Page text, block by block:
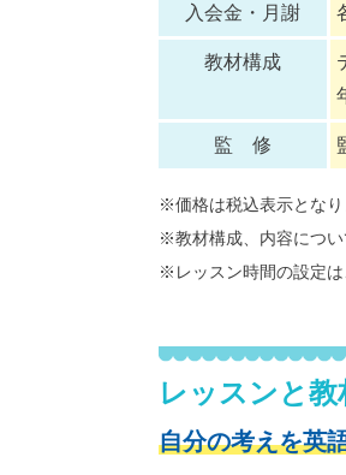
入会金・月謝
教材構成
監 修
※価格は税込表示となり
※教材構成、内容につい
※レッスン時間の設定は
レッスンと教
自分の考えを英